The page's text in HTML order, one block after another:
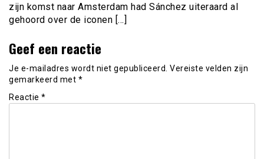
zijn komst naar Amsterdam had Sánchez uiteraard al
gehoord over de iconen […]
Geef een reactie
Je e-mailadres wordt niet gepubliceerd. Vereiste velden zijn
gemarkeerd met *
Reactie *